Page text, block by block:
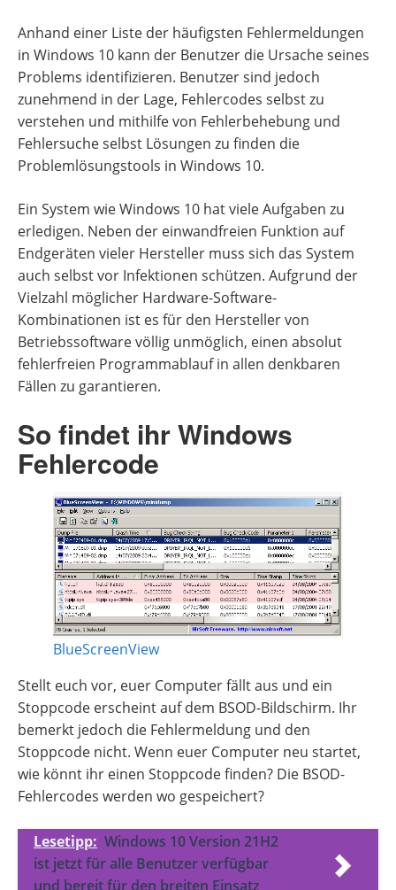
Anhand einer Liste der häufigsten Fehlermeldungen
in Windows 10 kann der Benutzer die Ursache seines
Problems identifizieren. Benutzer sind jedoch
zunehmend in der Lage, Fehlercodes selbst zu
verstehen und mithilfe von Fehlerbehebung und
Fehlersuche selbst Lösungen zu finden die
Problemlösungstools in Windows 10.
Ein System wie Windows 10 hat viele Aufgaben zu
erledigen. Neben der einwandfreien Funktion auf
Endgeräten vieler Hersteller muss sich das System
auch selbst vor Infektionen schützen. Aufgrund der
Vielzahl möglicher Hardware-Software-
Kombinationen ist es für den Hersteller von
Betriebssoftware völlig unmöglich, einen absolut
fehlerfreien Programmablauf in allen denkbaren
Fällen zu garantieren.
So findet ihr Windows
Fehlercode
BlueScreenView
Stellt euch vor, euer Computer fällt aus und ein
Stoppcode erscheint auf dem BSOD-Bildschirm. Ihr
bemerkt jedoch die Fehlermeldung und den
Stoppcode nicht. Wenn euer Computer neu startet,
wie könnt ihr einen Stoppcode finden? Die BSOD-
Fehlercodes werden wo gespeichert?
Lesetipp: Windows 10 Version 21H2
ist jetzt für alle Benutzer verfügbar
und bereit für den breiten Einsatz